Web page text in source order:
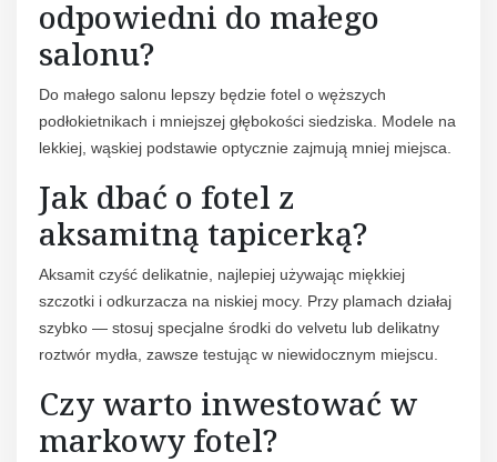
odpowiedni do małego
salonu?
Do małego salonu lepszy będzie fotel o węższych
podłokietnikach i mniejszej głębokości siedziska. Modele na
lekkiej, wąskiej podstawie optycznie zajmują mniej miejsca.
Jak dbać o fotel z
aksamitną tapicerką?
Aksamit czyść delikatnie, najlepiej używając miękkiej
szczotki i odkurzacza na niskiej mocy. Przy plamach działaj
szybko — stosuj specjalne środki do velvetu lub delikatny
roztwór mydła, zawsze testując w niewidocznym miejscu.
Czy warto inwestować w
markowy fotel?